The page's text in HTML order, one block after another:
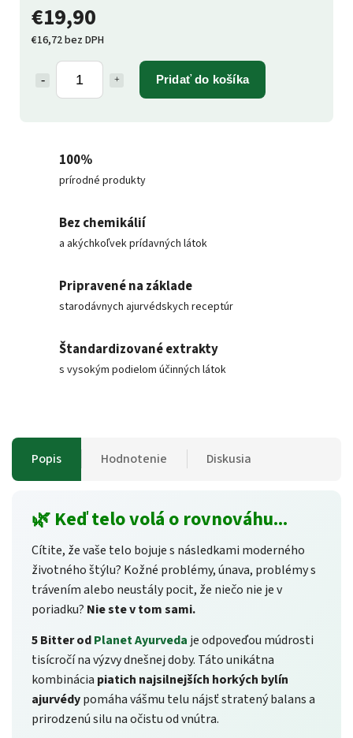
€19,90
€16,72 bez DPH
Pridať do košíka
100%
prírodné produkty
Bez chemikálií
a akýchkoľvek prídavných látok
Pripravené na základe
starodávnych ajurvédskych receptúr
Štandardizované extrakty
s vysokým podielom účinných látok
Popis Hodnotenie Diskusia
🌿 Keď telo volá o rovnováhu...
Cítite, že vaše telo bojuje s následkami moderného
životného štýlu? Kožné problémy, únava, problémy s
trávením alebo neustály pocit, že niečo nie je v
poriadku? Nie ste v tom sami.
5 Bitter odPlanet Ayurveda je odpoveďou múdrosti
tisícročí na výzvy dnešnej doby. Táto unikátna
kombinácia piatich najsilnejších horkých bylín
ajurvédypomáha vášmu telu nájsť stratený balans a
prirodzenú silu na očistu od vnútra.